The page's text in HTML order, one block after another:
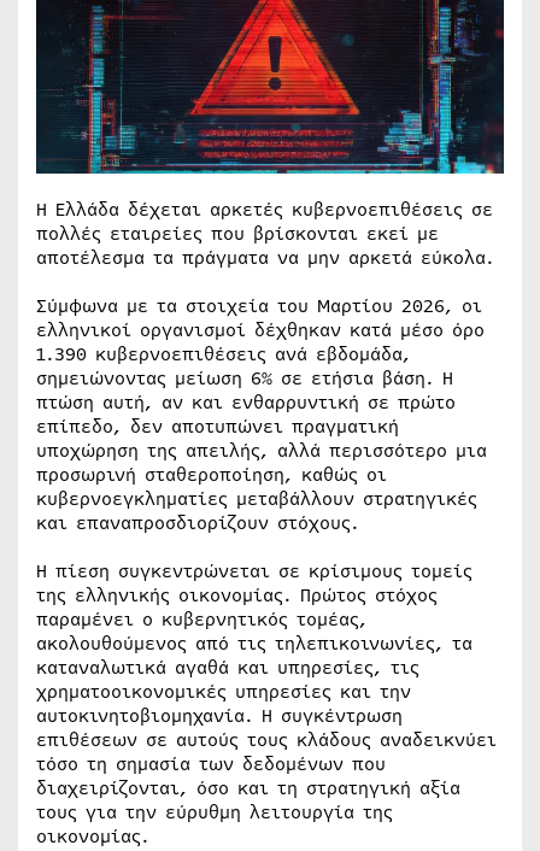
Η Ελλάδα δέχεται αρκετές κυβερνοεπιθέσεις σε
πολλές εταιρείες που βρίσκονται εκεί με
αποτέλεσμα τα πράγματα να μην αρκετά εύκολα.
Σύμφωνα με τα στοιχεία του Μαρτίου 2026, οι
ελληνικοί οργανισμοί δέχθηκαν κατά μέσο όρο
1.390 κυβερνοεπιθέσεις ανά εβδομάδα,
σημειώνοντας μείωση 6% σε ετήσια βάση. Η
πτώση αυτή, αν και ενθαρρυντική σε πρώτο
επίπεδο, δεν αποτυπώνει πραγματική
υποχώρηση της απειλής, αλλά περισσότερο μια
προσωρινή σταθεροποίηση, καθώς οι
κυβερνοεγκληματίες μεταβάλλουν στρατηγικές
και επαναπροσδιορίζουν στόχους.
Η πίεση συγκεντρώνεται σε κρίσιμους τομείς
της ελληνικής οικονομίας. Πρώτος στόχος
παραμένει ο κυβερνητικός τομέας,
ακολουθούμενος από τις τηλεπικοινωνίες, τα
καταναλωτικά αγαθά και υπηρεσίες, τις
χρηματοοικονομικές υπηρεσίες και την
αυτοκινητοβιομηχανία. Η συγκέντρωση
επιθέσεων σε αυτούς τους κλάδους αναδεικνύει
τόσο τη σημασία των δεδομένων που
διαχειρίζονται, όσο και τη στρατηγική αξία
τους για την εύρυθμη λειτουργία της
οικονομίας.